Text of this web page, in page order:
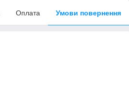
Оплата Умови повернення